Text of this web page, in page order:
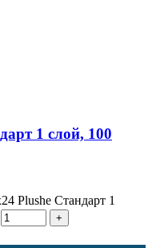
1 слой, 100
Plushe Стандарт 1